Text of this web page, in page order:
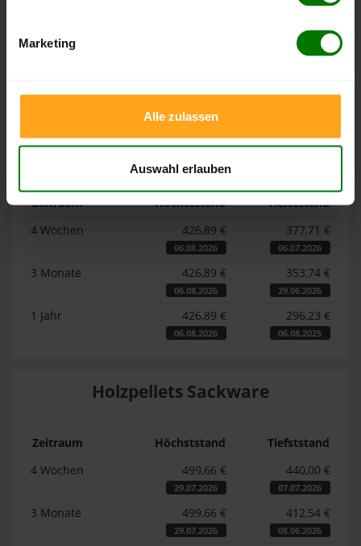
Marketing
Alle zulassen
Auswahl erlauben
Pelletspreise für lose Holzpellets und Holzpellets
. Das dazugehörige Datum zeigt,
erreicht wurde.
Lose Holzpellets
Zeitraum Höchststand
Tiefststand
4 Wochen
426,89 €
06.08.2026
377,71 €
06.07.2026
3 Monate 426,89 €
06.08.2026
353,74 €
29.06.2026
1 Jahr 426,89 €
06.08.2026
296,23 €
06.08.2025
Holzpellets Sackware
Zeitraum Höchststand
Tiefststand
4 Wochen
499,66 €
29.07.2026
440,00 €
07.07.2026
3 Monate 499,66 €
29.07.2026
412,54 €
08.06.2026